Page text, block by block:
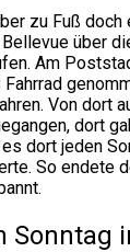
zu Fuß
über
Am
Von dort
dort
dort jeden
So endete
Sonntag